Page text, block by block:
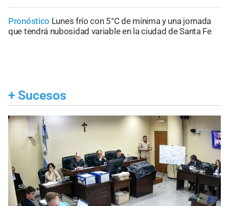
Pronóstico Lunes frío con 5°C de mínima y una jornada
que tendrá nubosidad variable en la ciudad de Santa Fe
+ Sucesos